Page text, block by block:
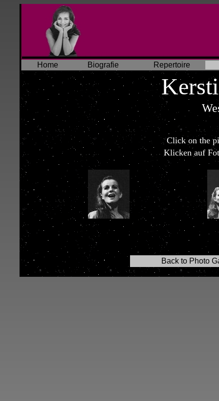
Home Biografie Repertoire
Click on the
Klicken auf
Back to Photo